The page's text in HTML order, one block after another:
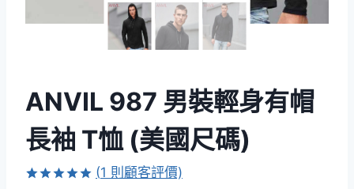
ANVIL 987 男裝輕身有帽
長袖 T恤 (美國尺碼)
(1 則顧客評價)